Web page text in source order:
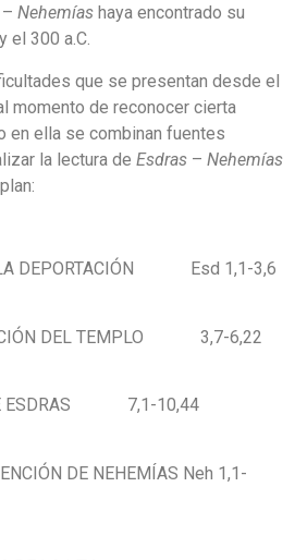
– Nehemías haya encontrado su
el 300 a.C.
que se presentan desde el
momento de reconocer cierta
en ella se combinan fuentes
la lectura de Esdras – Nehemías
LA DEPORTACIÓN Esd 1,1-3,6
DEL TEMPLO 3,7-6,22
ESDRAS 7,1-10,44
DE NEHEMÍAS Neh 1,1-